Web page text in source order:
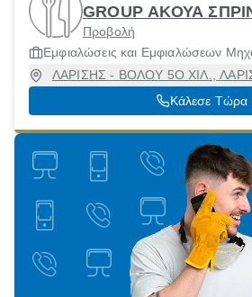
GROUP ΑΚΟΥΑ
Προβολή
Εμφιαλώσεις και Εμφιαλώσεων
ΛΑΡΙΣΗΣ - ΒΟΛΟΥ 5Ο ΧΙΛ.,
Λάρισα, 41336
Κάλεσε Τώρα